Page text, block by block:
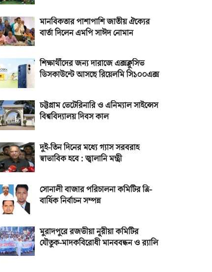
মানবিকতার পাশাপাশি জাতীয় ঐক্যের
বার্তা দিলেন এমপি সাঈদ নোমান
শিক্ষার্থীদের জন্য দারাজে এক্সক্লুসিভ
ডিসকাউন্টে আসছে রিয়েলমি সি১০০এক্স
চট্টগ্রাম ভেটেরিনারি ও এনিম্যাল সাইন্সেস
বিশ্ববিদ্যালয় দিবস কাল
দুই-তিন দিনের মধ্যে গ্যাস সরবরাহ
স্বাভাবিক হবে : জ্বালানি মন্ত্রী
সোনালী বাজার পরিচালনা কমিটির ত্রি-
বার্ষিক নির্বাচন সম্পন্ন
মুরাদপুরে রজভীয়া নূরীয়া কমিটির
যৌতুক-মাদকবিরোধী মানববন্ধন ও র‌্যালি